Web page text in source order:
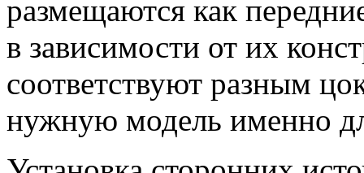
размещаются как
в зависимости от их
соответствуют разным
нужную модель именно